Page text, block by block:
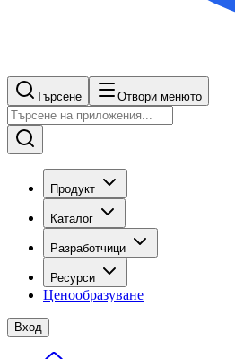
Търсене Отвори менюто
Продукт
Каталог
Разработчици
Ресурси
Ценообразуване
Вход